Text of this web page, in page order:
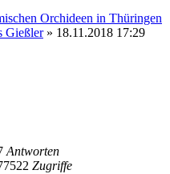
Orchideen in Thüringen
Gießler» 18.11.2018 17:29
Antworten
Zugriffe